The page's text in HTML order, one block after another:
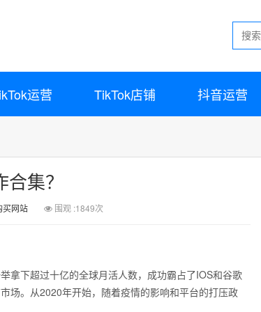
运营 TikTok店铺 抖音运营
集？
买网站 围观 :1849次
拿下超过十亿的全球月活人数，成功霸占了IOS和谷歌
场。从2020年开始，随着疫情的影响和平台的打压政